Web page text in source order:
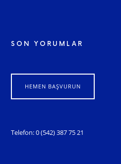
SON YORUMLAR
HEMEN BAŞVURUN
Telefon: 0 (542) 387 75 21